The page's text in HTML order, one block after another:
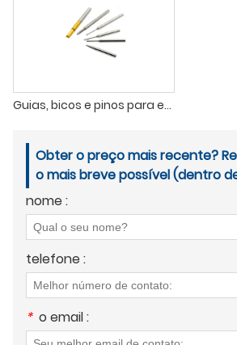
Guias, bicos e pinos para enrolamento de bobinas de carboneto de tungstênio
Obter o preço mais recente?
o mais breve possível (dentro
nome :
telefone :
* o email :